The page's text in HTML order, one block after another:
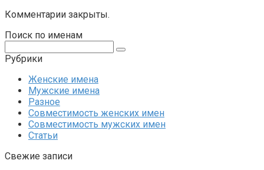
Комментарии закрыты.
Поиск по именам
Рубрики
Женские имена
Мужские имена
Разное
Совместимость женских имен
Совместимость мужских имен
Статьи
Свежие записи